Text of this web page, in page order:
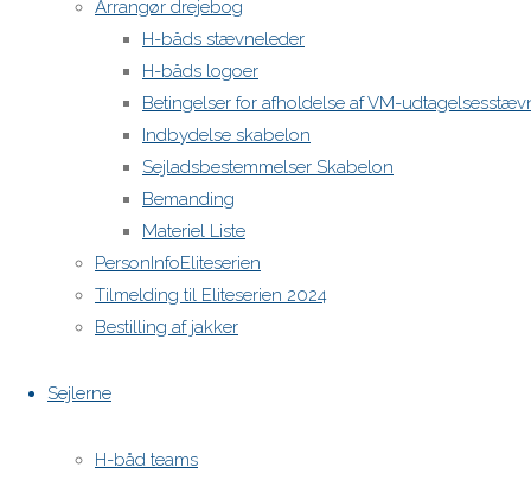
Arrangør drejebog
H-båds stævneleder
H-båds logoer
Betingelser for afholdelse af VM-
Indbydelse skabelon
Sejladsbestemmelser Skabelon
Bemanding
Materiel Liste
PersonInfoEliteserien
Tilmelding til Eliteserien 2024
Bestilling af jakker
Sejlerne
H-båd teams